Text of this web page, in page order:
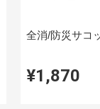
全消/防災サコ
¥1,870